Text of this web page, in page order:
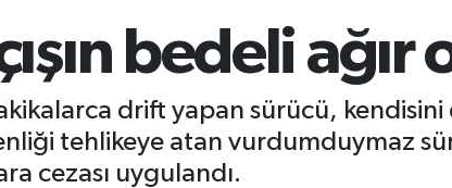
bedeli ağır
drift yapan sürücü,
tehlikeye atan vurdumduymaz
cezası uygulandı.